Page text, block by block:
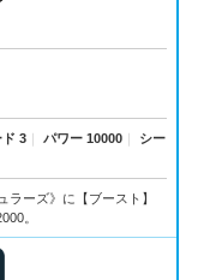
ド 3 パワー 10000
シー
ラーズ》に【ブースト】
。